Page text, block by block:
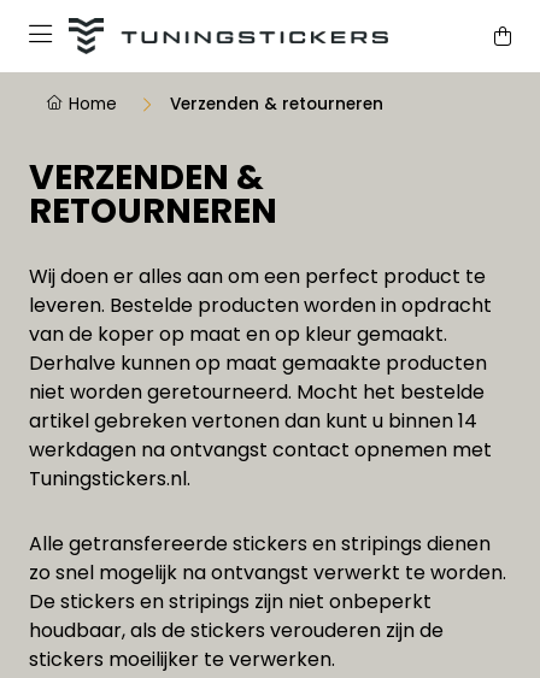
Home Verzenden & retourneren
VERZENDEN &
RETOURNEREN
Wij doen er alles aan om een perfect product te
leveren. Bestelde producten worden in opdracht
van de koper op maat en op kleur gemaakt.
Derhalve kunnen op maat gemaakte producten
niet worden geretourneerd. Mocht het bestelde
artikel gebreken vertonen dan kunt u binnen 14
werkdagen na ontvangst contact opnemen met
Tuningstickers.nl.
Alle getransfereerde stickers en stripings dienen
zo snel mogelijk na ontvangst verwerkt te worden.
De stickers en stripings zijn niet onbeperkt
houdbaar, als de stickers verouderen zijn de
stickers moeilijker te verwerken.